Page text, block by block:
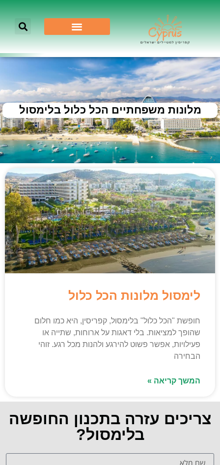
מלונות משפחתיים הכל כלול בלימסול
לימסול מלונות הכל כלול
חופשת "הכל כלול" בלימסול, קפריסין, היא כמו חלום
שהופך למציאות. בלי דאגות על ארוחות, שתייה או
פעילויות, אפשר פשוט להירגע ולהנות מכל רגע. זוהי
הבחירה
המשך קריאה »
צריכים עזרה בתכנון החופשה
בלימסול?